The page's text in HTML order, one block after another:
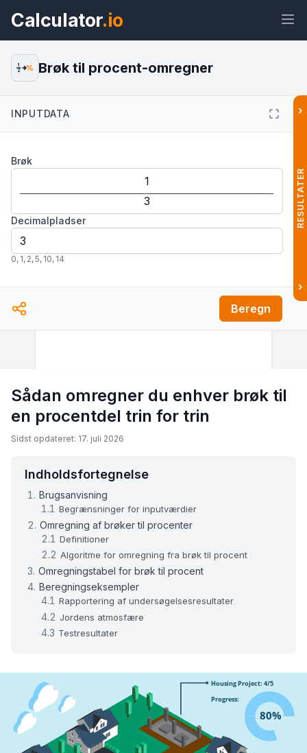
Calculator.io
omregner Widget
1
2
% Brøk til procent-omregner
INPUTDATA
Brøk
Decimalpladser
0, 1, 2,5, 10, 14
Beregn
›
RESULTATER
›
Sådan omregner du enhver brøk til
en procentdel trin for trin
Sidst opdateret: 17. juli 2026
Indholdsfortegnelse
Brugsanvisning
Begrænsninger for inputværdier
Omregning af brøker til procenter
Definitioner
Algoritme for omregning fra brøk til procent
Omregningstabel for brøk til procent
Beregningseksempler
Rapportering af undersøgelsesresultater
Jordens atmosfære
Testresultater